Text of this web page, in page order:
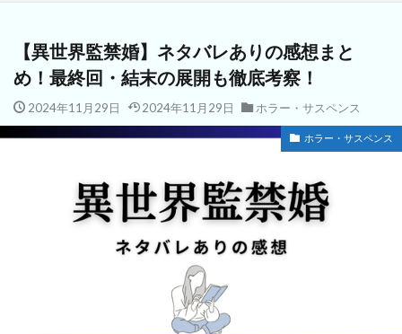
【異世界監禁婚】ネタバレありの感想まと
め！最終回・結末の展開も徹底考察！
2024年11月29日 2024年11月29日 ホラー・サスペンス
ホラー・サスペンス